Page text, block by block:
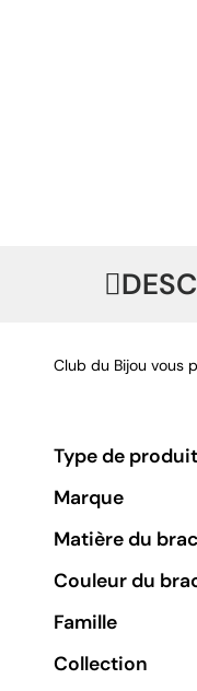
Club du Bijou vous
Type de produit
Marque
Matière du
Couleur du
Famille
Collection